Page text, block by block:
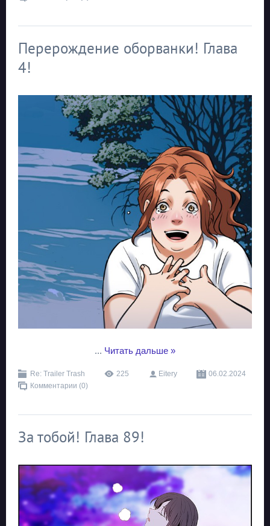
Перерождение оборванки! Глава
4!
... Читать дальше »
Re: Trailer Trash 225 Eitery
06.02.2024
Комментарии (0)
За тобой! Глава 89!